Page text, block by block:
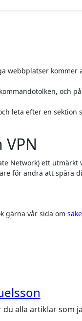
webbplatser
och
leta efter en sektion
Network) ett utmärkt
för andra att spåra
gärna vår sida om
alla artiklar som